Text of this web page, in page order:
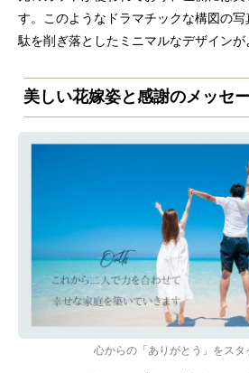
す。このようなドラマチックな構図の
駄を削ぎ落としたミニマルなデザインが
美しい花嫁姿と感謝のメッセ
心からの「ありがとう」をスタ